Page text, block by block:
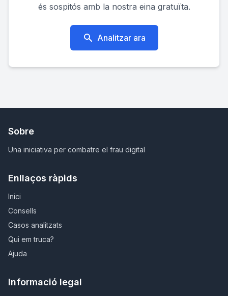
és sospitós amb la nostra eina gratuïta.
Analitzar ara
Sobre
Una iniciativa per combatre el frau digital
Enllaços ràpids
Inici
Consells
Casos analitzats
Qui em truca?
Ajuda
Informació legal